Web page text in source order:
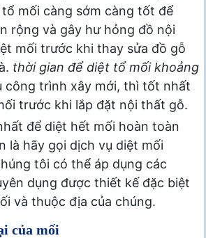
mối càng sớm càng tốt để
rộng và gây hư hỏng đồ nội
mối trước khi thay sửa đồ gỗ
thời gian để diệt tổ mối khoảng
công trình xây mới, thì tốt nhất
trước khi lắp đặt nội thất gỗ.
để diệt hết mối hoàn toàn
là hãy gọi dịch vụ diệt mối
tôi có thể áp dụng các
dụng được thiết kế đặc biệt
và thuộc địa của chúng.
của mối